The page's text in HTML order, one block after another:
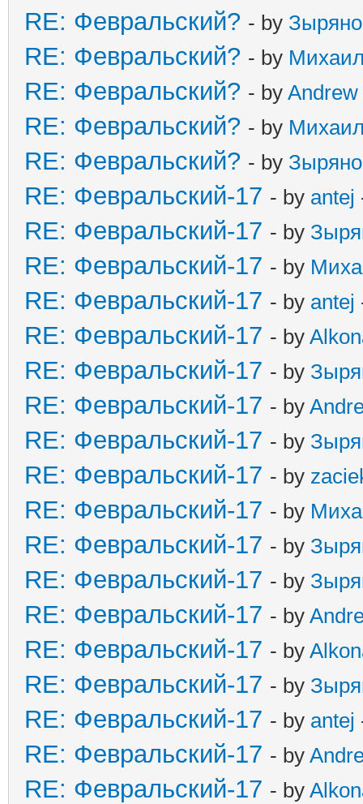
RE: Февральский? - by
RE: Февральский? - by
RE: Февральский? - by Andrew
RE: Февральский? - by
RE: Февральский? - by
RE: Февральский-17 - by antej
RE: Февральский-17 - by
RE: Февральский-17 - by
RE: Февральский-17 - by antej
RE: Февральский-17 - by
RE: Февральский-17 - by
RE: Февральский-17 - by
RE: Февральский-17 - by
RE: Февральский-17 - by
RE: Февральский-17 - by
RE: Февральский-17 - by
RE: Февральский-17 - by
RE: Февральский-17 - by
RE: Февральский-17 - by
RE: Февральский-17 - by
RE: Февральский-17 - by antej
RE: Февральский-17 - by
RE: Февральский-17 - by